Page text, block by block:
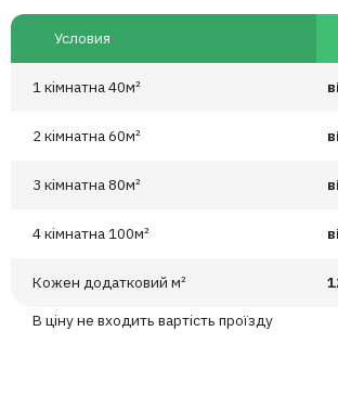
Условия
1 кімнатна 40м²
2 кімнатна 60м²
3 кімнатна 80м²
4 кімнатна 100м²
Кожен додатковий м²
В ціну не входить вартість проїзду